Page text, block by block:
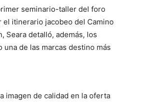
seminario-taller del foro
el itinerario jacobeo del Camino
Seara detalló, además, los
de las marcas destino más
imagen de calidad en la oferta